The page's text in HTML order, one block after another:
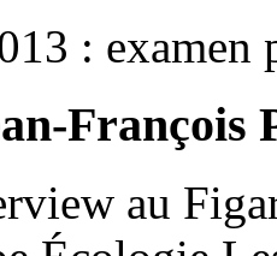
:
François
au